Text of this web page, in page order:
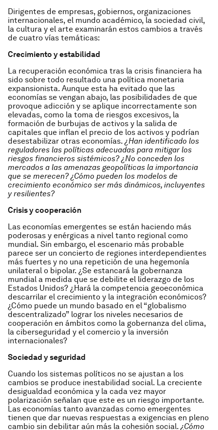
Dirigentes de empresas, gobiernos, organizaciones
internacionales, el mundo académico, la sociedad civil,
la cultura y el arte examinarán estos cambios a través
de cuatro vías temáticas:
Crecimiento y estabilidad
La recuperación económica tras la crisis financiera ha
sido sobre todo resultado una política monetaria
expansionista. Aunque esta ha evitado que las
economías se vengan abajo, las posibilidades de que
provoque adicción y se aplique incorrectamente son
elevadas, como la toma de riesgos excesivos, la
formación de burbujas de activos y la salida de
capitales que inflan el precio de los activos y podrían
desestabilizar otras economías. ¿Han identificado los
reguladores las políticas adecuadas para mitigar los
riesgos financieros sistémicos? ¿No conceden los
mercados a las amenazas geopolíticas la importancia
que se merecen? ¿Cómo pueden los modelos de
crecimiento económico ser más dinámicos, incluyentes
y resilientes?
Crisis y cooperación
Las economías emergentes se están haciendo más
poderosas y enérgicas a nivel tanto regional como
mundial. Sin embargo, el escenario más probable
parece ser un concierto de regiones interdependientes
más fuertes y no una repetición de una hegemonía
unilateral o bipolar. ¿Se estancará la gobernanza
mundial a medida que se debilite el liderazgo de los
Estados Unidos? ¿Hará la competencia geoeconómica
descarrilar el crecimiento y la integración económicos?
¿Cómo puede un mundo basado en el “globalismo
descentralizado” lograr los niveles necesarios de
cooperación en ámbitos como la gobernanza del clima,
la ciberseguridad y el comercio y la inversión
internacionales?
Sociedad y seguridad
Cuando los sistemas políticos no se ajustan a los
cambios se produce inestabilidad social. La creciente
desigualdad económica y la cada vez mayor
polarización señalan que este es un riesgo importante.
Las economías tanto avanzadas como emergentes
tienen que dar nuevas respuestas a exigencias en pleno
cambio sin debilitar aún más la cohesión social. ¿Cómo